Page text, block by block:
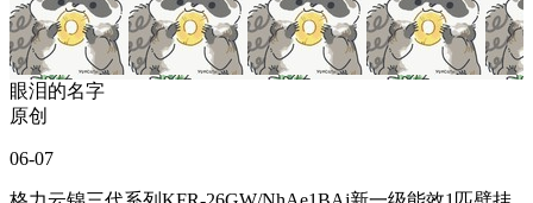
眼泪的名字
原创
06-07